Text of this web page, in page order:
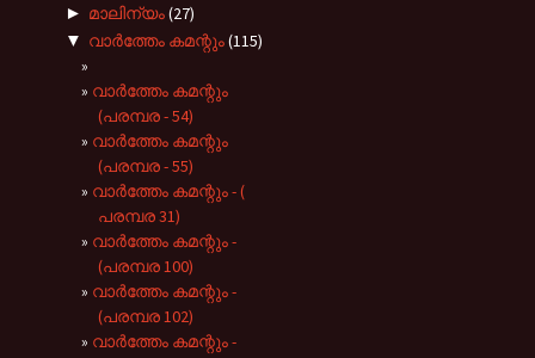
► മാലിന്യം(27)
▼ വാർത്തേം കമന്റും(115)
വാർത്തേം കമന്റും
(പരമ്പര - 54)
വാർത്തേം കമന്റും
(പരമ്പര - 55)
വാർത്തേം കമന്റും - (
പരമ്പര 31)
വാർത്തേം കമന്റും -
(പരമ്പര 100)
വാർത്തേം കമന്റും -
(പരമ്പര 102)
വാർത്തേം കമന്റും -